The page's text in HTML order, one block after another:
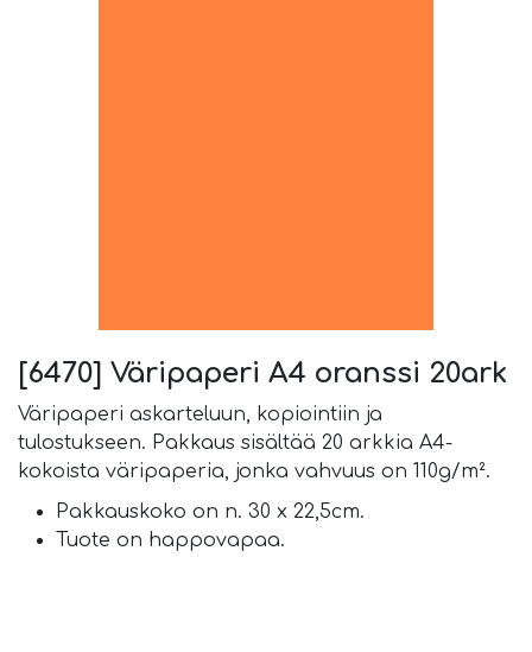
[6470] Väripaperi A4 oranssi 20ark
Väripaperi askarteluun, kopiointiin ja
tulostukseen. Pakkaus sisältää 20 arkkia A4-
kokoista väripaperia, jonka vahvuus on 110g/m².
Pakkauskoko on n. 30 x 22,5cm.
Tuote on happovapaa.